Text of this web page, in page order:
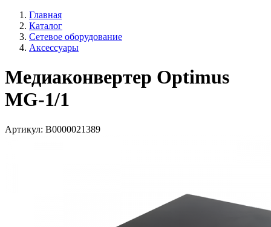
Главная
Каталог
Сетевое оборудование
Аксессуары
Медиаконвертер Optimus
MG-1/1
Артикул: В0000021389